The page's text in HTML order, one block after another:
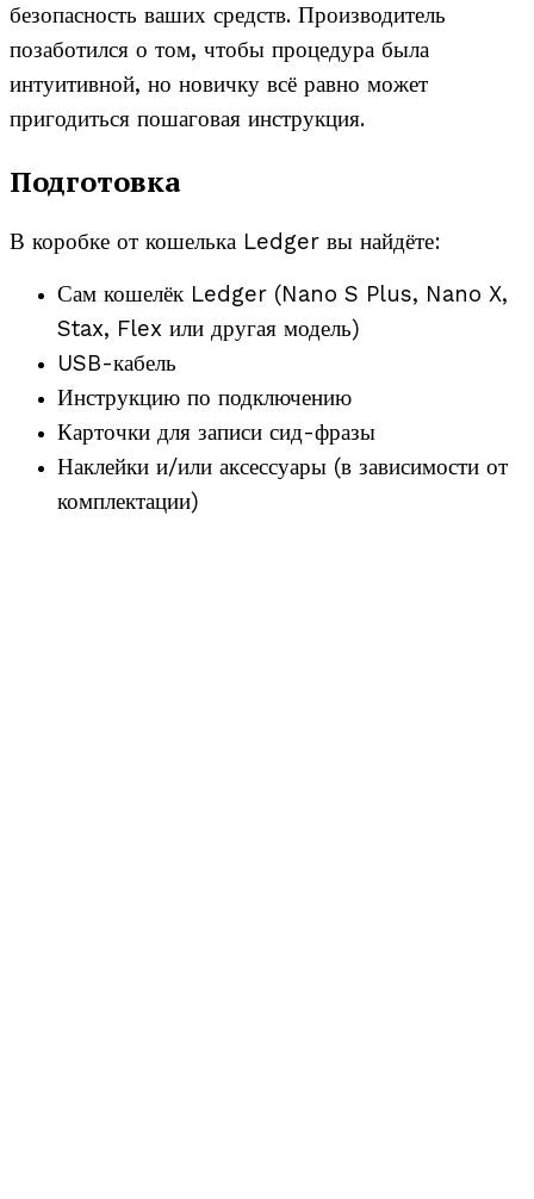
безопасность ваших средств. Производитель
позаботился о том, чтобы процедура была
интуитивной, но новичку всё равно может
пригодиться пошаговая инструкция.
Подготовка
В коробке от кошелька Ledger вы найдёте:
Сам кошелёк Ledger (Nano S Plus, Nano X,
Stax, Flex или другая модель)
USB-кабель
Инструкцию по подключению
Карточки для записи сид-фразы
Наклейки и/или аксессуары (в зависимости от
комплектации)